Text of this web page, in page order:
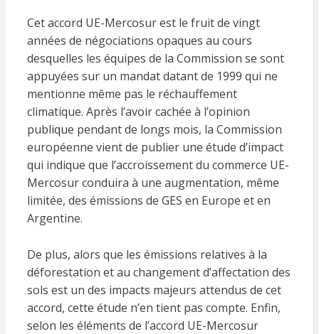
Cet accord UE-Mercosur est le fruit de vingt
années de négociations opaques au cours
desquelles les équipes de la Commission se sont
appuyées sur un mandat datant de 1999 qui ne
mentionne même pas le réchauffement
climatique. Après l’avoir cachée à l’opinion
publique pendant de longs mois, la Commission
européenne vient de publier une étude d’impact
qui indique que l’accroissement du commerce UE-
Mercosur conduira à une augmentation, même
limitée, des émissions de GES en Europe et en
Argentine.
De plus, alors que les émissions relatives à la
déforestation et au changement d’affectation des
sols est un des impacts majeurs attendus de cet
accord, cette étude n’en tient pas compte. Enfin,
selon les éléments de l’accord UE-Mercosur